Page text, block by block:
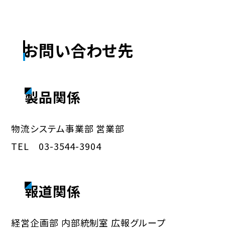
お問い合わせ先
製品関係
物流システム事業部 営業部
TEL 03-3544-3904
報道関係
経営企画部 内部統制室 広報グループ